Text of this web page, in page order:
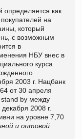
определяется как
на
который
с возможным
в
НБУ внес в
курса
2003 г. Нацбанк
от 30 апреля
stand by между
2008 г.
на уровне 7,70
и оптовой